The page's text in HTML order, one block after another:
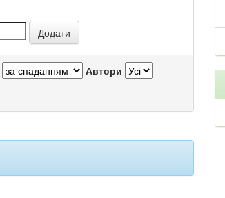
Автори